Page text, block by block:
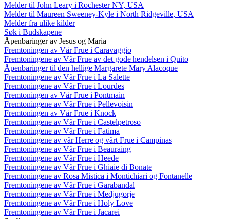
Melder til John Leary i Rochester NY, USA
Melder til Maureen Sweeney-Kyle i North Ridgeville, USA
Melder fra ulike kilder
Søk i Budskapene
Åpenbaringer av Jesus og Maria
Fremtoningen av Vår Frue i Caravaggio
Fremtoningene av Vår Frue av det gode hendelsen i Quito
Åpenbaringer til den hellige Margarete Mary Alacoque
Fremtoningene av Vår Frue i La Salette
Fremtoningene av Vår Frue i Lourdes
Fremtoningen av Vår Frue i Pontmain
Fremtoningene av Vår Frue i Pellevoisin
Fremtoningen av Vår Frue i Knock
Fremtoningene av Vår Frue i Castelpetroso
Fremtoningene av Vår Frue i Fatima
Fremtoningene av vår Herre og vårt Frue i Campinas
Fremtoningene av Vår Frue i Beauraing
Fremtoningene av Vår Frue i Heede
Fremtoningene av Vår Frue i Ghiaie di Bonate
Fremtoningene av Rosa Mistica i Montichiari og Fontanelle
Fremtoningene av Vår Frue i Garabandal
Fremtoningene av Vår Frue i Medjugorje
Fremtoningene av Vår Frue i Holy Love
Fremtoningene av Vår Frue i Jacarei